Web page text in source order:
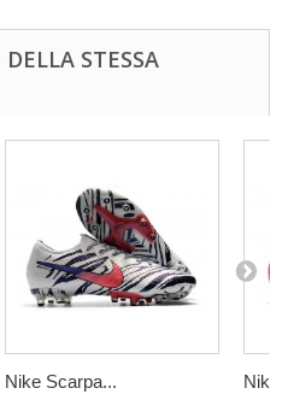
STESSA
Nike Scarpa... Nike